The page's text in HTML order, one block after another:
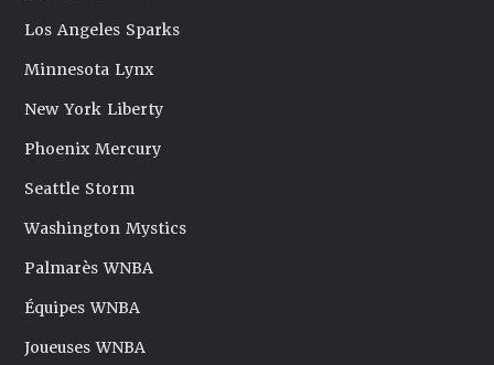
Los Angeles Sparks
Minnesota Lynx
New York Liberty
Phoenix Mercury
Seattle Storm
Washington Mystics
Palmarès WNBA
Équipes WNBA
Joueuses WNBA